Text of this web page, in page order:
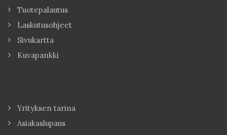
Tuotepalautus
Laskutusohjeet
Sivukartta
Kuvapankki
Yrityksen tarina
Asiakaslupaus